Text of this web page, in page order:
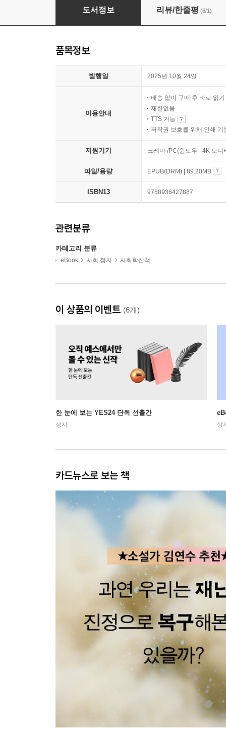
먼지가 가라앉은 뒤
도서정보 리뷰/한줄평 (6/1)
품목정보
발행일 2025년 10월 24일
이용안내
배송 없이 구매 후 바로 읽기
제한없음
TTS 가능
저작권 보호를 위해 인쇄 기
지원기기 크레마 /PC(윈도우 - 4K 모
파일/용량 EPUB(DRM) | 89.20MB
ISBN13 9788936427887
관련분류
카테고리 분류
eBook 사회 정치 사회학산책
이 상품의 이벤트 (6개)
한 눈에 보는 YES24 단독 선출간
상시 상
카드뉴스로 보는 책